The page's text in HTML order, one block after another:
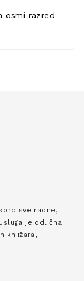
osmi razred
sve radne,
je odlična
knjižara,